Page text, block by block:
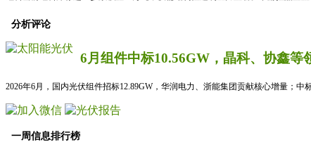
分析评论
6月组件中标10.56GW，晶科、协鑫等
2026年6月，国内光伏组件招标12.89GW，华润电力、浙能集团贡献核心增量；
一周信息排行榜